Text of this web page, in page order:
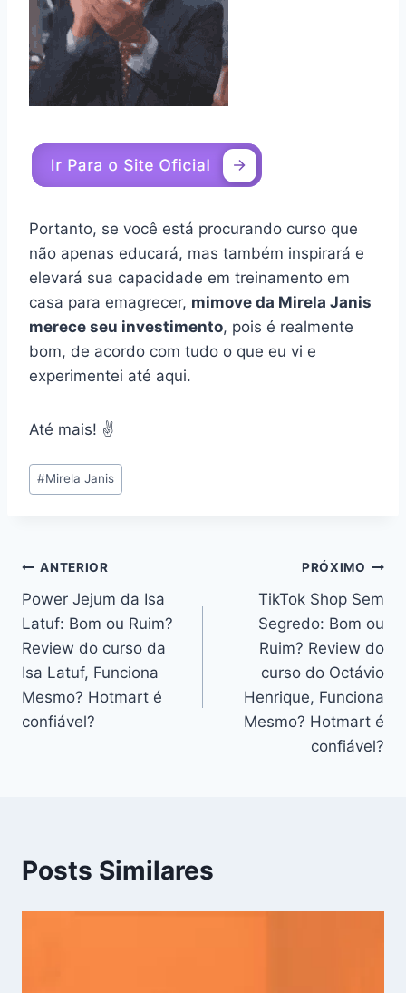
Portanto, se você está procurando curso que
não apenas educará, mas também inspirará e
elevará sua capacidade em treinamento em
casa para emagrecer, mimove da Mirela Janis
merece seu investimento, pois é realmente
bom, de acordo com tudo o que eu vi e
experimentei até aqui.
Até mais! ✌️
Tags
do
#Mirela Janis
Navegação
de
Post
ANTERIOR
Power Jejum da Isa
Latuf: Bom ou Ruim?
Review do curso da
Isa Latuf, Funciona
Mesmo? Hotmart é
confiável?
PRÓXIMO
TikTok Shop Sem
Segredo: Bom ou
Ruim? Review do
curso do Octávio
Henrique, Funciona
Mesmo? Hotmart é
confiável?
Posts Similares